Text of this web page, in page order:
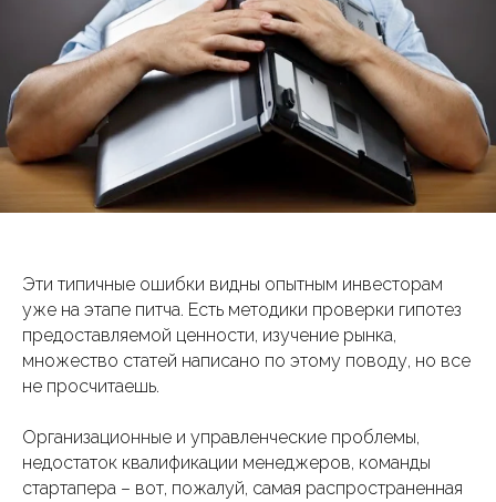
Эти типичные ошибки видны опытным инвесторам
уже на этапе питча. Есть методики проверки гипотез
предоставляемой ценности, изучение рынка,
множество статей написано по этому поводу, но все
не просчитаешь.
Организационные и управленческие проблемы,
недостаток квалификации менеджеров, команды
стартапера – вот, пожалуй, самая распространенная